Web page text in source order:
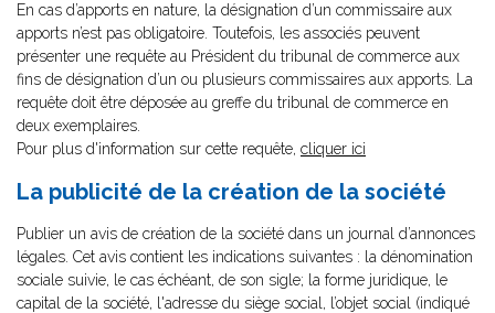
En cas d’apports en nature, la désignation d’un commissaire aux
apports n’est pas obligatoire. Toutefois, les associés peuvent
présenter une requête au Président du tribunal de commerce aux
fins de désignation d’un ou plusieurs commissaires aux apports. La
requête doit être déposée au greffe du tribunal de commerce en
deux exemplaires.
Pour plus d'information sur cette requête, cliquer ici
La publicité de la création de la société
Publier un avis de création de la société dans un journal d’annonces
légales. Cet avis contient les indications suivantes : la dénomination
sociale suivie, le cas échéant, de son sigle; la forme juridique, le
capital de la société, l'adresse du siège social, l’objet social (indiqué